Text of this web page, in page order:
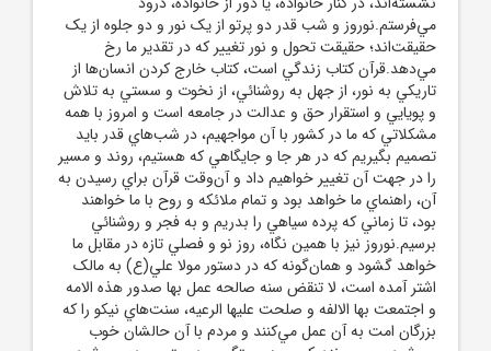
مي‌فرستم.نوروز و شب قدر دو پرتو از يک نور و دو جلوه‌ از يک
حقيقت‌اند؛ حقيقت تحول و نور تغيير که در تقدير ما رخ
مي‌دهد.قرآن کتاب زندگي است، کتاب خارج کردن انسان‌ها از
تاريکي به نور، از جهل به روشنائي، از نخوت و سستي به تلاش
و پويايي و استقرار حق و عدالت در جامعه است و امروز با همه
مشکلاتي که ما در کشور با آن مواجهيم، در شب‌هاي قدر بايد
تصميم بگيريم که در هر جا و جايگاهي که هستيم، روند و مسير
را در جهت آن تغيير خواهيم داد و آن‌وقت قرآن براي رسيدن به
آن، راهنماي ما خواهد بود و تمام ملائکه و روح با ما خواهند
بود، تا زماني که پرده سياهي را بدريم و به فجر و روشنائي
برسيم.نوروز نيز با همين نگاه، روز نو و فصلي تازه‌ در مقابل ما
خواهد گشود و همان‌گونه که در دستور مولا علي(ع) به مالک
اشتر آمده است، لا تنقض سنه صالحه عمل بها صدور هذه الامه
و اجتمعت بها الالفه و صلحت عليها الرعيه، سنت‌هاي نيکو را که
بزرگان امت به آن عمل مي‌کنند و مردم با آن حالشان خوب